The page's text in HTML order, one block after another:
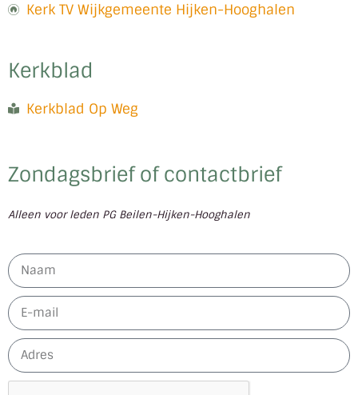
Kerk TV Wijkgemeente Hijken-Hooghalen
Kerkblad
Kerkblad Op Weg
Zondagsbrief of contactbrief
Alleen voor leden PG Beilen-Hijken-Hooghalen